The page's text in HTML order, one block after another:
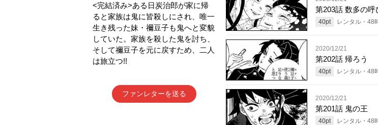
<完結済み>ある日炭治郎が家に帰
ると家族は鬼に皆殺しにされ、唯一
生き残った妹・禰豆子も鬼へと変貌
していた。家族を殺した鬼を討ち、
そして禰豆子を元に戻すため、二人
は旅立つ!!
ファンレターを送る
第203話 数多の呼
40pt レンタル・ 48
2020/12/21
第202話 帰ろう
40pt レンタル・ 48
2020/12/21
第201話 鬼の王
40pt レンタル・ 48